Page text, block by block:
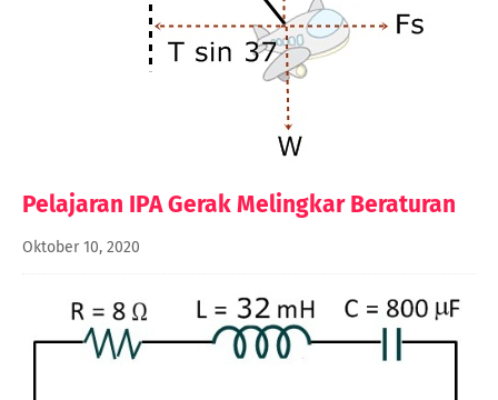
Pelajaran IPA Gerak Melingkar Beraturan
Oktober 10, 2020